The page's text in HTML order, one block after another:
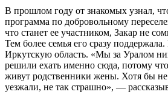
В прошлом году от знакомых узнал,
программа по добровольному
что станет ее участником, Закар не
Тем более семья его сразу
Иркутскую область. «Мы за Уралом
решили ехать именно сюда, потому
живут родственники жены. Хотя бы не
уезжали, не так страшно», —